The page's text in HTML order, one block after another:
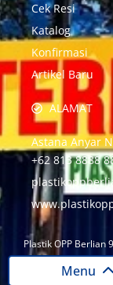
Cek Resi
Katalog
Konfirmasi
Artikel Baru
ALAMAT
Astana Anyar
+62 813 8888
Plastik OPP Berlian
Harga Terjangkau
Menu